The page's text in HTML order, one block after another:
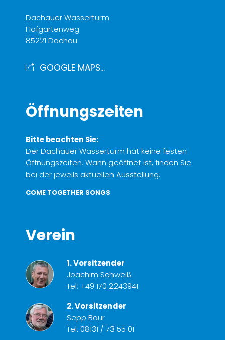
Dachauer Wasserturm
Hofgartenweg
85221 Dachau
GOOGLE MAPS...
Öffnungszeiten
Bitte beachten Sie:
Der Dachauer Wasserturm hat keine festen
Öffnungszeiten. Wann geöffnet ist, finden Sie
bei der jeweils aktuellen Ausstellung.
COME TOGETHER SONGS
Verein
1. Vorsitzender
Joachim Schweiß
Tel: +49 170 2243941
2. Vorsitzender
Sepp Baur
Tel: 08131 / 73 55 01